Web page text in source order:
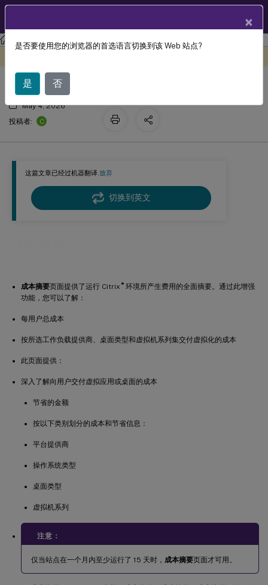
Citrix DaaS 监视
这篇文章已经过机器翻译.放弃
切换到英文
成本摘要页面提供了运行 Citrix ®环境所产生费用的全面摘要。通过此增强
功能，您可以了解：
每用户总成本
按所选工作负载提供商、桌面类型和虚拟机系列集交付虚拟化的成本
此页面提供：
深入了解向用户交付虚拟应用或桌面的成本
节省的金额
按以下类别划分的成本和节省信息：
平台提供商
操作系统类型
桌面类型
虚拟机系列
注意：
仅当站点在一个月内至少运行了 15 天时， 成本摘要页面才可用。
成本摘要
May 4, 2026
投稿者:
C
×
是否要使用您的浏览器的首选语言切换到该 Web 站点?
是 否